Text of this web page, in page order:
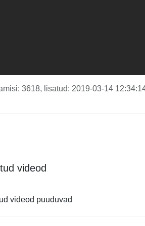
3618, lisatud: 2019-03-14
videod
videod puuduvad